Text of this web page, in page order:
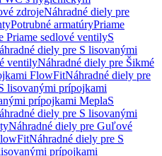
zdrojeNáhradné diely pre
Potrubné armatúryPriame
Priame sedlové ventilyS
diely pre S lisovanými
ventilyNáhradné diely pre Šikmé
FlowFitNáhradné diely pre
lisovanými prípojkami
prípojkami MeplaS
diely pre S lisovanými
Náhradné diely pre Guľové
Náhradné diely pre S
prípojkami